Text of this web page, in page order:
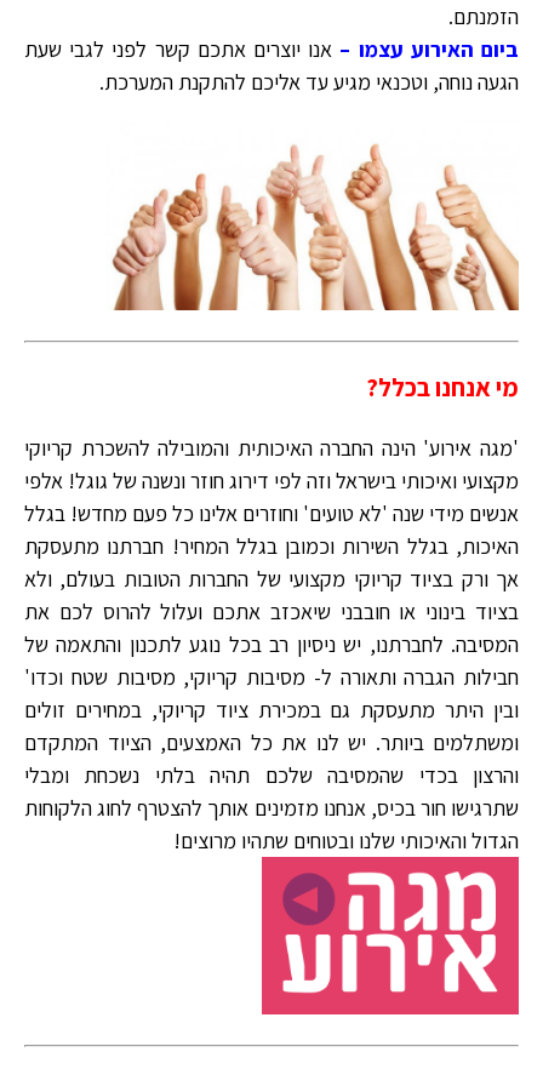
הזמנתם.
ביום האירוע עצמו – אנו יוצרים אתכם קשר לפני לגבי שעת
הגעה נוחה, וטכנאי מגיע עד אליכם להתקנת המערכת.
מי אנחנו בכלל?
'מגה אירוע' הינה החברה האיכותית והמובילה להשכרת קריוקי
מקצועי ואיכותי בישראל וזה לפי דירוג חוזר ונשנה של גוגל! אלפי
אנשים מידי שנה 'לא טועים' וחוזרים אלינו כל פעם מחדש! בגלל
האיכות, בגלל השירות וכמובן בגלל המחיר! חברתנו מתעסקת
אך ורק בציוד קריוקי מקצועי של החברות הטובות בעולם, ולא
בציוד בינוני או חובבני שיאכזב אתכם ועלול להרוס לכם את
המסיבה. לחברתנו, יש ניסיון רב בכל נוגע לתכנון והתאמה של
חבילות הגברה ותאורה ל- מסיבות קריוקי, מסיבות שטח וכדו'
ובין היתר מתעסקת גם במכירת ציוד קריוקי, במחירים זולים
ומשתלמים ביותר. יש לנו את כל האמצעים, הציוד המתקדם
והרצון בכדי שהמסיבה שלכם תהיה בלתי נשכחת ומבלי
שתרגישו חור בכיס, אנחנו מזמינים אותך להצטרף לחוג הלקוחות
הגדול והאיכותי שלנו ובטוחים שתהיו מרוצים!